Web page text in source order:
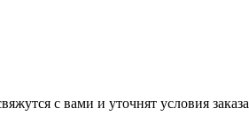
с вами и уточнят условия заказа